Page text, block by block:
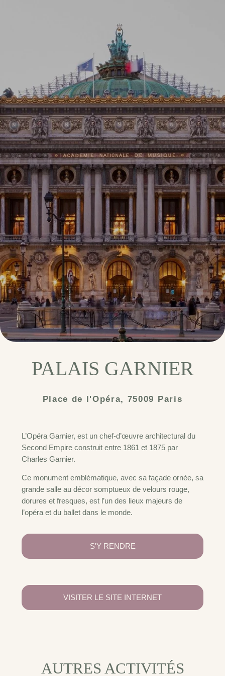
PALAIS GARNIER
Place de l'Opéra, 75009 Paris
L’Opéra Garnier, est un chef-d’œuvre architectural du
Second Empire construit entre 1861 et 1875 par
Charles Garnier.
Ce monument emblématique, avec sa façade ornée, sa
grande salle au décor somptueux de velours rouge,
dorures et fresques, est l’un des lieux majeurs de
l’opéra et du ballet dans le monde.
S'Y RENDRE
VISITER LE SITE INTERNET
AUTRES ACTIVITÉS